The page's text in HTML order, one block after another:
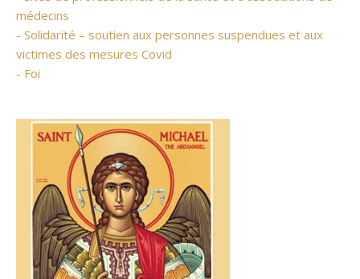
médecins
- Solidarité – soutien aux personnes suspendues et aux
victimes des mesures Covid
- Foi